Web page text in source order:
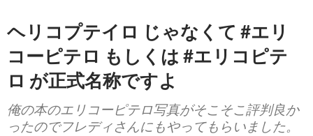
ヘリコプテイロ じゃなくて #エリ
コーピテロ もしくは #エリコピテ
ロ が正式名称ですよ
俺の本のエリコーピテロ写真がそこそこ評判良か
ったのでフレディさんにもやってもらいました。